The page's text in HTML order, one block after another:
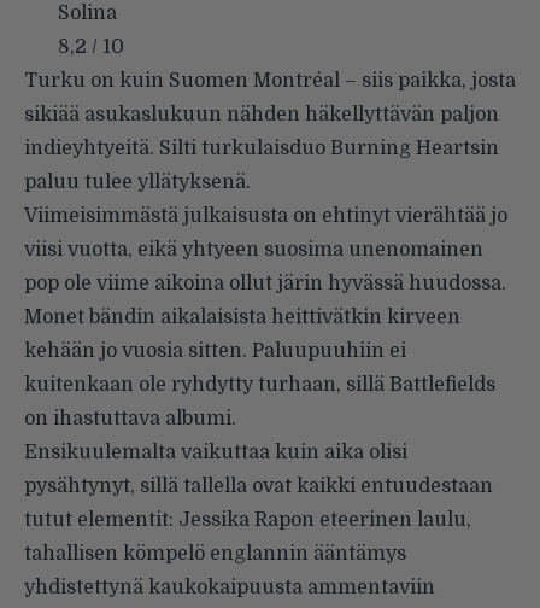
Solina
8,2 / 10
Turku on kuin Suomen Montréal – siis paikka, josta
sikiää asukaslukuun nähden häkellyttävän paljon
indieyhtyeitä. Silti turkulaisduo Burning Heartsin
paluu tulee yllätyksenä.
Viimeisimmästä julkaisusta on ehtinyt vierähtää jo
viisi vuotta, eikä yhtyeen suosima unenomainen
pop ole viime aikoina ollut järin hyvässä huudossa.
Monet bändin aikalaisista heittivätkin kirveen
kehään jo vuosia sitten. Paluupuuhiin ei
kuitenkaan ole ryhdytty turhaan, sillä Battlefields
on ihastuttava albumi.
Ensikuulemalta vaikuttaa kuin aika olisi
pysähtynyt, sillä tallella ovat kaikki entuudestaan
tutut elementit: Jessika Rapon eteerinen laulu,
tahallisen kömpelö englannin ääntämys
yhdistettynä kaukokaipuusta ammentaviin